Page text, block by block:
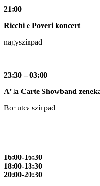
21:00
Ricchi e Poveri koncert
nagyszínpad
23:30 – 03:00
A’ la Carte Showband
Bor utca színpad
16:00-16:30
18:00-18:30
20:00-20:30